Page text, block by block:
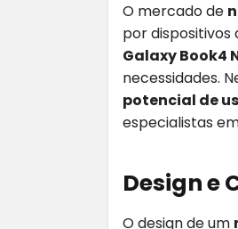
O mercado de
por
Galaxy Book4
necessidades.
potencial de
especialistas
Design e
O design de um